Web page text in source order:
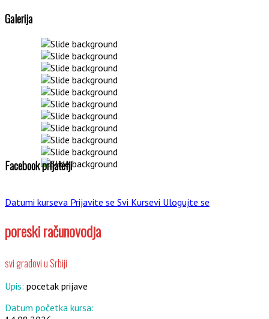
Galerija
Facebook prijatelji
Datumi kurseva Prijavite se Svi Kursevi Ulogujte se
poreski računovodja
svi gradovi u Srbiji
Upis: pocetak prijave
Datum početka kursa: